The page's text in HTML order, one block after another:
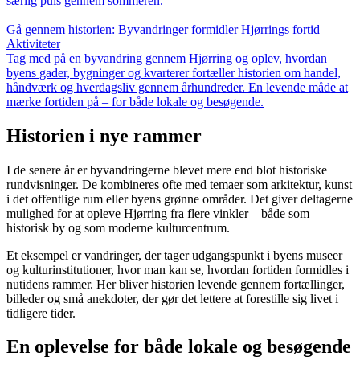
Gå gennem historien: Byvandringer formidler Hjørrings fortid
Aktiviteter
Tag med på en byvandring gennem Hjørring og oplev, hvordan
byens gader, bygninger og kvarterer fortæller historien om handel,
håndværk og hverdagsliv gennem århundreder. En levende måde at
mærke fortiden på – for både lokale og besøgende.
Historien i nye rammer
I de senere år er byvandringerne blevet mere end blot historiske
rundvisninger. De kombineres ofte med temaer som arkitektur, kunst
i det offentlige rum eller byens grønne områder. Det giver deltagerne
mulighed for at opleve Hjørring fra flere vinkler – både som
historisk by og som moderne kulturcentrum.
Et eksempel er vandringer, der tager udgangspunkt i byens museer
og kulturinstitutioner, hvor man kan se, hvordan fortiden formidles i
nutidens rammer. Her bliver historien levende gennem fortællinger,
billeder og små anekdoter, der gør det lettere at forestille sig livet i
tidligere tider.
En oplevelse for både lokale og besøgende